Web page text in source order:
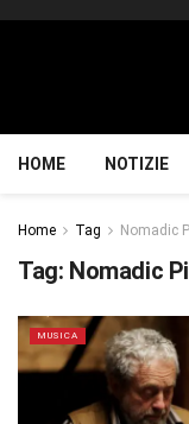
HOME NOTIZIE
Home Tag Nomadic
Tag: Nomadic
MUSICA